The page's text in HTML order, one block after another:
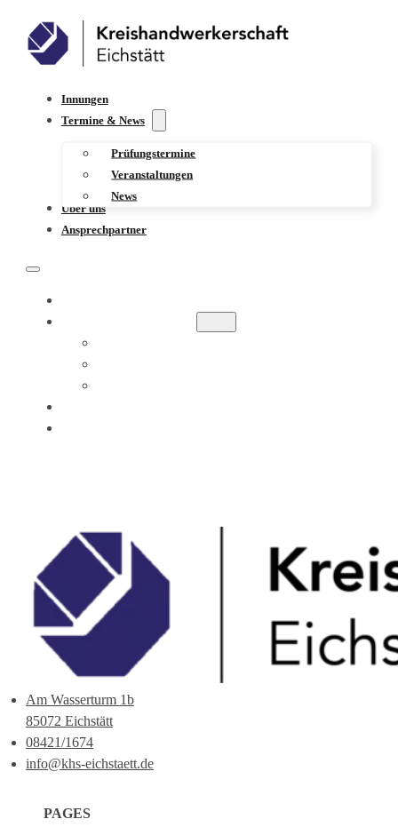
Innungen
Termine & News
Prüfungstermine
Veranstaltungen
News
Über uns
Ansprechpartner
Am Wasserturm 1b
85072 Eichstätt
08421/1674
info@khs-eichstaett.de
PAGES